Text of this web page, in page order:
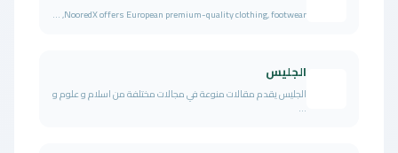
NooredX offers European premium-quality clothing, footwear, ...
الجليس
الجليس يقدم مقالات منوعة في مجالات مختلفة من اسلام و علوم و
...